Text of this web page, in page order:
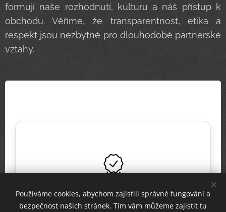
formují naše rozhodnutí, kulturu a náš přístup k
obchodu. Věříme, že transparentnost, etika a
respekt jsou nezbytné pro dlouhodobé partnerské
vztahy.
ODPOVĚDNOST
Odpovídáme za růst firmy
Klientům poskytujeme dlouhodobou péči
Používáme cookies, abychom zajistili správné fungování a
bezpečnost našich stránek. Tím vám můžeme zajistit tu